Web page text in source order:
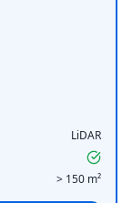
LiDAR
> 150 m²